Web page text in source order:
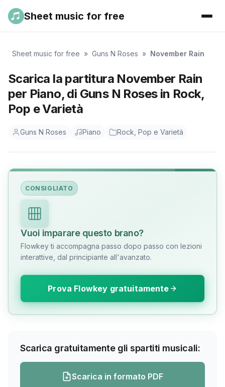
Sheet music for free
Sheet music for free » Guns N Roses » November Rain
Scarica la partitura November Rain
per Piano, di Guns N Roses in Rock,
Pop e Varietà
Guns N Roses Piano Rock, Pop e Varietà
CONSIGLIATO
Vuoi imparare questo brano?
Flowkey ti accompagna passo dopo passo con lezioni
interattive, dal principiante all'avanzato.
Prova Flowkey gratuitamente
Scarica gratuitamente gli spartiti musicali:
Scarica in formato PDF